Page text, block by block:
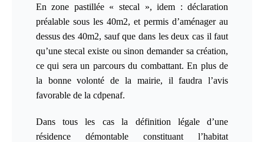
En zone pastillée « stecal », idem : déclaration
préalable sous les 40m2, et permis d’aménager au
dessus des 40m2, sauf que dans les deux cas il faut
qu’une stecal existe ou sinon demander sa création,
ce qui sera un parcours du combattant. En plus de
la bonne volonté de la mairie, il faudra l’avis
favorable de la cdpenaf.
Dans tous les cas la définition légale d’une
résidence démontable constituant l’habitat